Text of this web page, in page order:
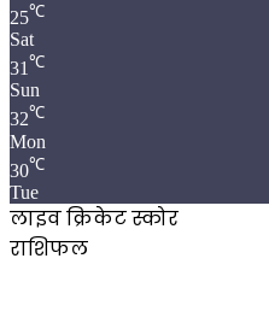
25℃
Sat
31 ℃
Sun
32℃
Mon
30℃
Tue
लाइव क्रिकेट स्कोर
राशिफल